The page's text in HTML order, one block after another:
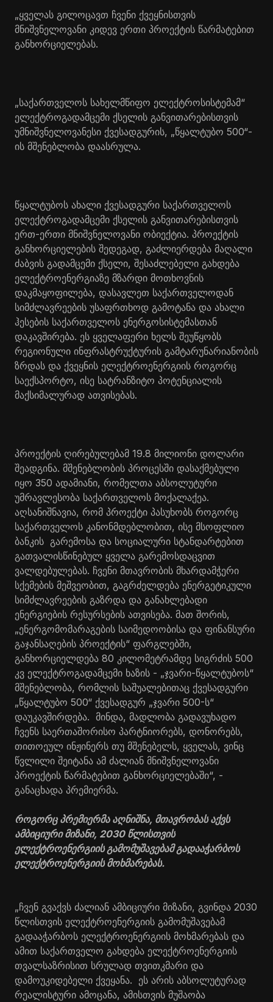
„ყველას გილოცავთ ჩვენი ქვეყნისთვის
მნიშვნელოვანი კიდევ ერთი პროექტის წარმატებით
განხორციელებას.
„საქართველოს სახელმწიფო ელექტროსისტემამ“
ელექტროგადამცემი ქსელის განვითარებისთვის
უმნიშვნელოვანესი ქვესადგურის, „წყალტუბო 500“-
ის მშენებლობა დაასრულა.
წყალტუბოს ახალი ქვესადგური საქართველოს
ელექტროგადამცემი ქსელის განვითარებისთვის
ერთ-ერთი მნიშვნელოვანი ობიექტია. პროექტის
განხორციელების შედეგად, გაძლიერდება მაღალი
ძაბვის გადამცემი ქსელი, შესაძლებელი გახდება
ელექტროენერგიაზე მზარდი მოთხოვნის
დაკმაყოფილება, დასავლეთ საქართველოდან
სიმძლავრეების უსაფრთხოდ გამოტანა და ახალი
ჰესების საქართველოს ენერგოსისტემასთან
დაკავშირება. ეს ყველაფერი ხელს შეუწყობს
რეგიონული ინფრასტრუქტურის გამტარუნარიანობის
ზრდას და ქვეყნის ელექტროენერგიის როგორც
საექსპორტო, ისე სატრანზიტო პოტენციალის
მაქსიმალურად ათვისებას.
პროექტის ღირებულებამ 19.8 მილიონი დოლარი
შეადგინა. მშენებლობის პროცესში დასაქმებული
იყო 350 ადამიანი, რომელთა აბსოლუტური
უმრავლესობა საქართველოს მოქალაქეა.
აღსანიშნავია, რომ პროექტი პასუხობს როგორც
საქართველოს კანონმდებლობით, ისე მსოფლიო
ბანკის გარემოსა და სოციალური სტანდარტებით
გათვალისწინებულ ყველა გარემოსდაცვით
ვალდებულებას. ჩვენი მთავრობის მხარდამჭერი
სქემების მეშვეობით, გაგრძელდება ენერგეტიკული
სიმძლავრეების გაზრდა და განახლებადი
ენერგიების რესურსების ათვისება. მათ შორის,
„ენერგომომარაგების საიმედოობისა და ფინანსური
გაჯანსაღების პროექტის“ ფარგლებში,
განხორციელდება 80 კილომეტრამდე სიგრძის 500
კვ ელექტროგადამცემი ხაზის - „ჯვარი-წყალტუბოს“
მშენებლობა, რომლის საშუალებითაც ქვესადგური
„წყალტუბო 500“ ქვესადგურ „ჯვარი 500-ს“
დაუკავშირდება. მინდა, მადლობა გადავუხადო
ჩვენს საერთაშორისო პარტნიორებს, დონორებს,
თითოეულ ინჟინერს თუ მშენებელს, ყველას, ვინც
წვლილი შეიტანა ამ ძალიან მნიშვნელოვანი
პროექტის წარმატებით განხორციელებაში“, -
განაცხადა პრემიერმა.
როგორც პრემიერმა აღნიშნა, მთავრობას აქვს
ამბიციური მიზანი, 2030 წლისთვის
ელექტროენერგიის გამომუშავებამ გადააჭარბოს
ელექტროენერგიის მოხმარებას.
„ჩვენ გვაქვს ძალიან ამბიციური მიზანი, გვინდა 2030
წლისთვის ელექტროენერგიის გამომუშავებამ
გადააჭარბოს ელექტროენერგიის მოხმარებას და
ამით საქართველო გახდება ელექტროენერგიის
თვალსაზრისით სრულად თვითკმარი და
დამოუკიდებელი ქვეყანა. ეს არის აბსოლუტურად
რეალისტური ამოცანა, ამისთვის მუშაობა